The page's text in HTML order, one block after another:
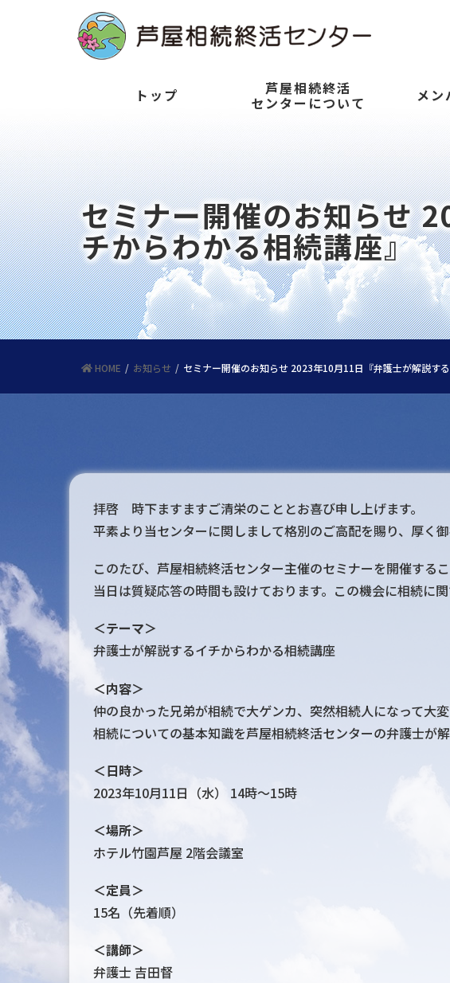
トップ 芦屋相続終活
センターについて メン
セミナー開催のお知らせ
チからわかる相続講座』
HOME お知らせ セミナー開催のお知らせ 2023年10月11日『弁護士が解説す
拝啓 時下ますますご清栄のこととお喜び申し上げます。
平素より当センターに関しまして格別のご高配を賜り、厚く御
このたび、芦屋相続終活センター主催のセミナーを開催する
当日は質疑応答の時間も設けております。この機会に相続に
＜テーマ＞
弁護士が解説するイチからわかる相続講座
＜内容＞
仲の良かった兄弟が相続で大ゲンカ、突然相続人になって大
相続についての基本知識を芦屋相続終活センターの弁護士が解
＜日時＞
2023年10月11日（水） 14時～15時
＜場所＞
ホテル竹園芦屋 2階会議室
＜定員＞
15名（先着順）
＜講師＞
弁護士 吉田督